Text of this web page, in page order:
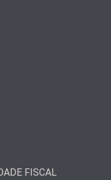
FISCAL